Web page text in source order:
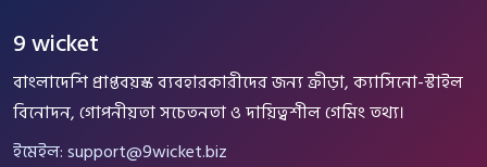
9 wicket
বাংলাদেশি প্রাপ্তবয়স্ক ব্যবহারকারীদের জন্য ক্রীড়া, ক্যাসিনো-স্টাইল
বিনোদন, গোপনীয়তা সচেতনতা ও দায়িত্বশীল গেমিং তথ্য।
ইমেইল:support@9wicket.biz